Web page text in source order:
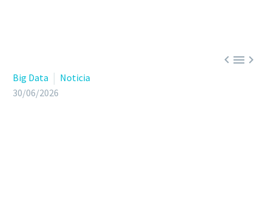

Big Data
Noticia
30/06/2026